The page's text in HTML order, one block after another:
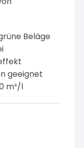
Beläge
geeignet
m²/l